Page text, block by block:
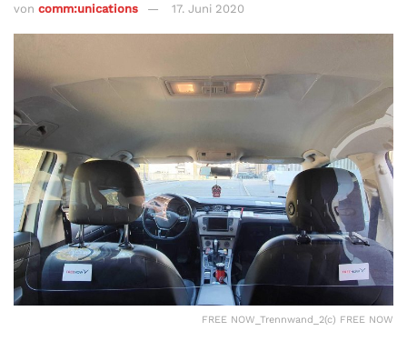
von comm:unications 17. Juni 2020
FREE NOW_Trennwand_2(c) FREE NOW